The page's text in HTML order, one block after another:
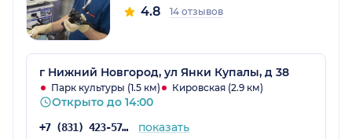
4.8 14 отзывов
г Нижний Новгород, ул Янки Купалы, д 38
Парк культуры (1.5 км) Кировская (2.9 км)
Открыто до 14:00
+7 (831) 423-57-47 показать